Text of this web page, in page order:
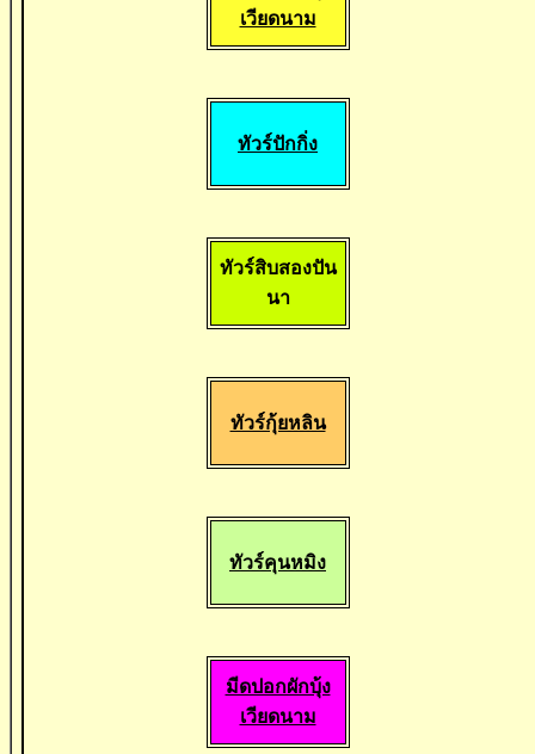
เวียดนาม
ทัวร์ปักกิ่ง
ทัวร์สิบสองปัน
นา
ทัวร์กุ้ยหลิน
ทัวร์คุนหมิง
มีดปอกผักบุ้ง
เวียดนาม